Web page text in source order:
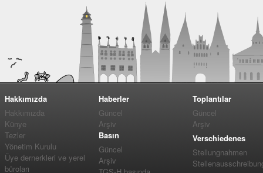
Hakkımızda
Hakkımızda
Künye
Tezler
Yönetim Kurulu
Üye dernerkleri ve yerel
büroları
Haberler
Güncel
Arşiv
Basın
Güncel
Arşiv
Toplantılar
Güncel
Arşiv
Verschiedenes
Stellungnahmen